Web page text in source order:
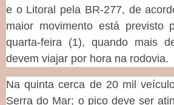
e o Litoral pela BR-277, de
maior movimento está previsto
quarta-feira (1), quando mais
devem viajar por hora na rodovia.
Na quinta cerca de 20 mil
Serra do Mar; o pico deve ser